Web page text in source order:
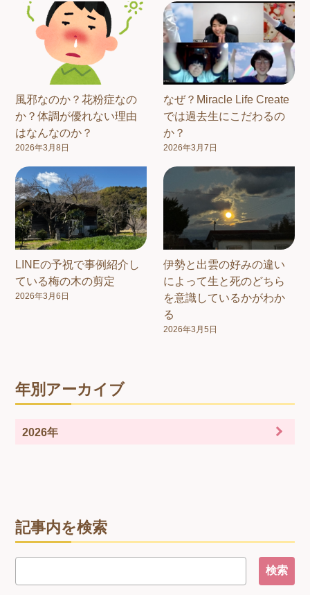
記事内を検索
風邪なのか？花粉症なの
か？体調が優れない理由
はなんなのか？
2026年3月8日
なぜ？Miracle Life Create
では過去生にこだわるの
か？
2026年3月7日
LINEの予祝で事例紹介し
ている梅の木の剪定
2026年3月6日
伊勢と出雲の好みの違い
によって生と死のどちら
を意識しているかがわか
る
2026年3月5日
年別アーカイブ
2026年